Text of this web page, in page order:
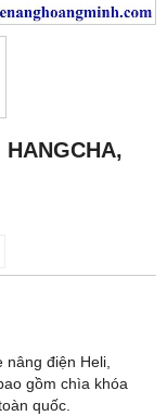
nâng điện Heli,
gồm chìa khóa
quốc.